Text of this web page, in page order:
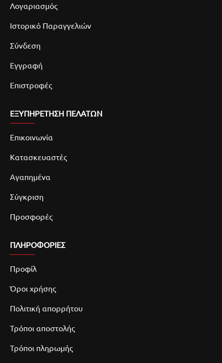
Λογαριασμός
Ιστορικό Παραγγελιών
Σύνδεση
Εγγραφή
Επιστροφές
ΕΞΥΠΗΡΕΤΗΣΗ ΠΕΛΑΤΩΝ
Επικοινωνία
Κατασκευαστές
Αγαπημένα
Σύγκριση
Προσφορές
ΠΛΗΡΟΦΟΡΙΕΣ
Προφίλ
Όροι χρήσης
Πολιτική απορρήτου
Τρόποι αποστολής
Τρόποι πληρωμής